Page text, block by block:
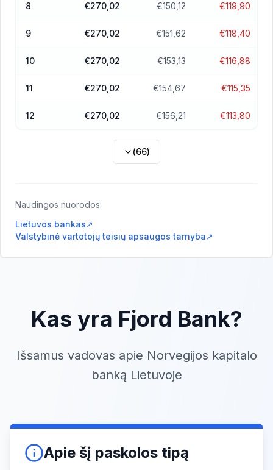
8 €270,02 €150,12 €119,90
9 €270,02 €151,62 €118,40
10 €270,02 €153,13 €116,88
11 €270,02 €154,67 €115,35
12 €270,02 €156,21 €113,80
(66)
Naudingos nuorodos:
Lietuvos bankas↗
Valstybinė vartotojų teisių apsaugos tarnyba↗
Kas yra Fjord Bank?
Išsamus vadovas apie Norvegijos kapitalo
banką Lietuvoje
Apie šį paskolos tipą